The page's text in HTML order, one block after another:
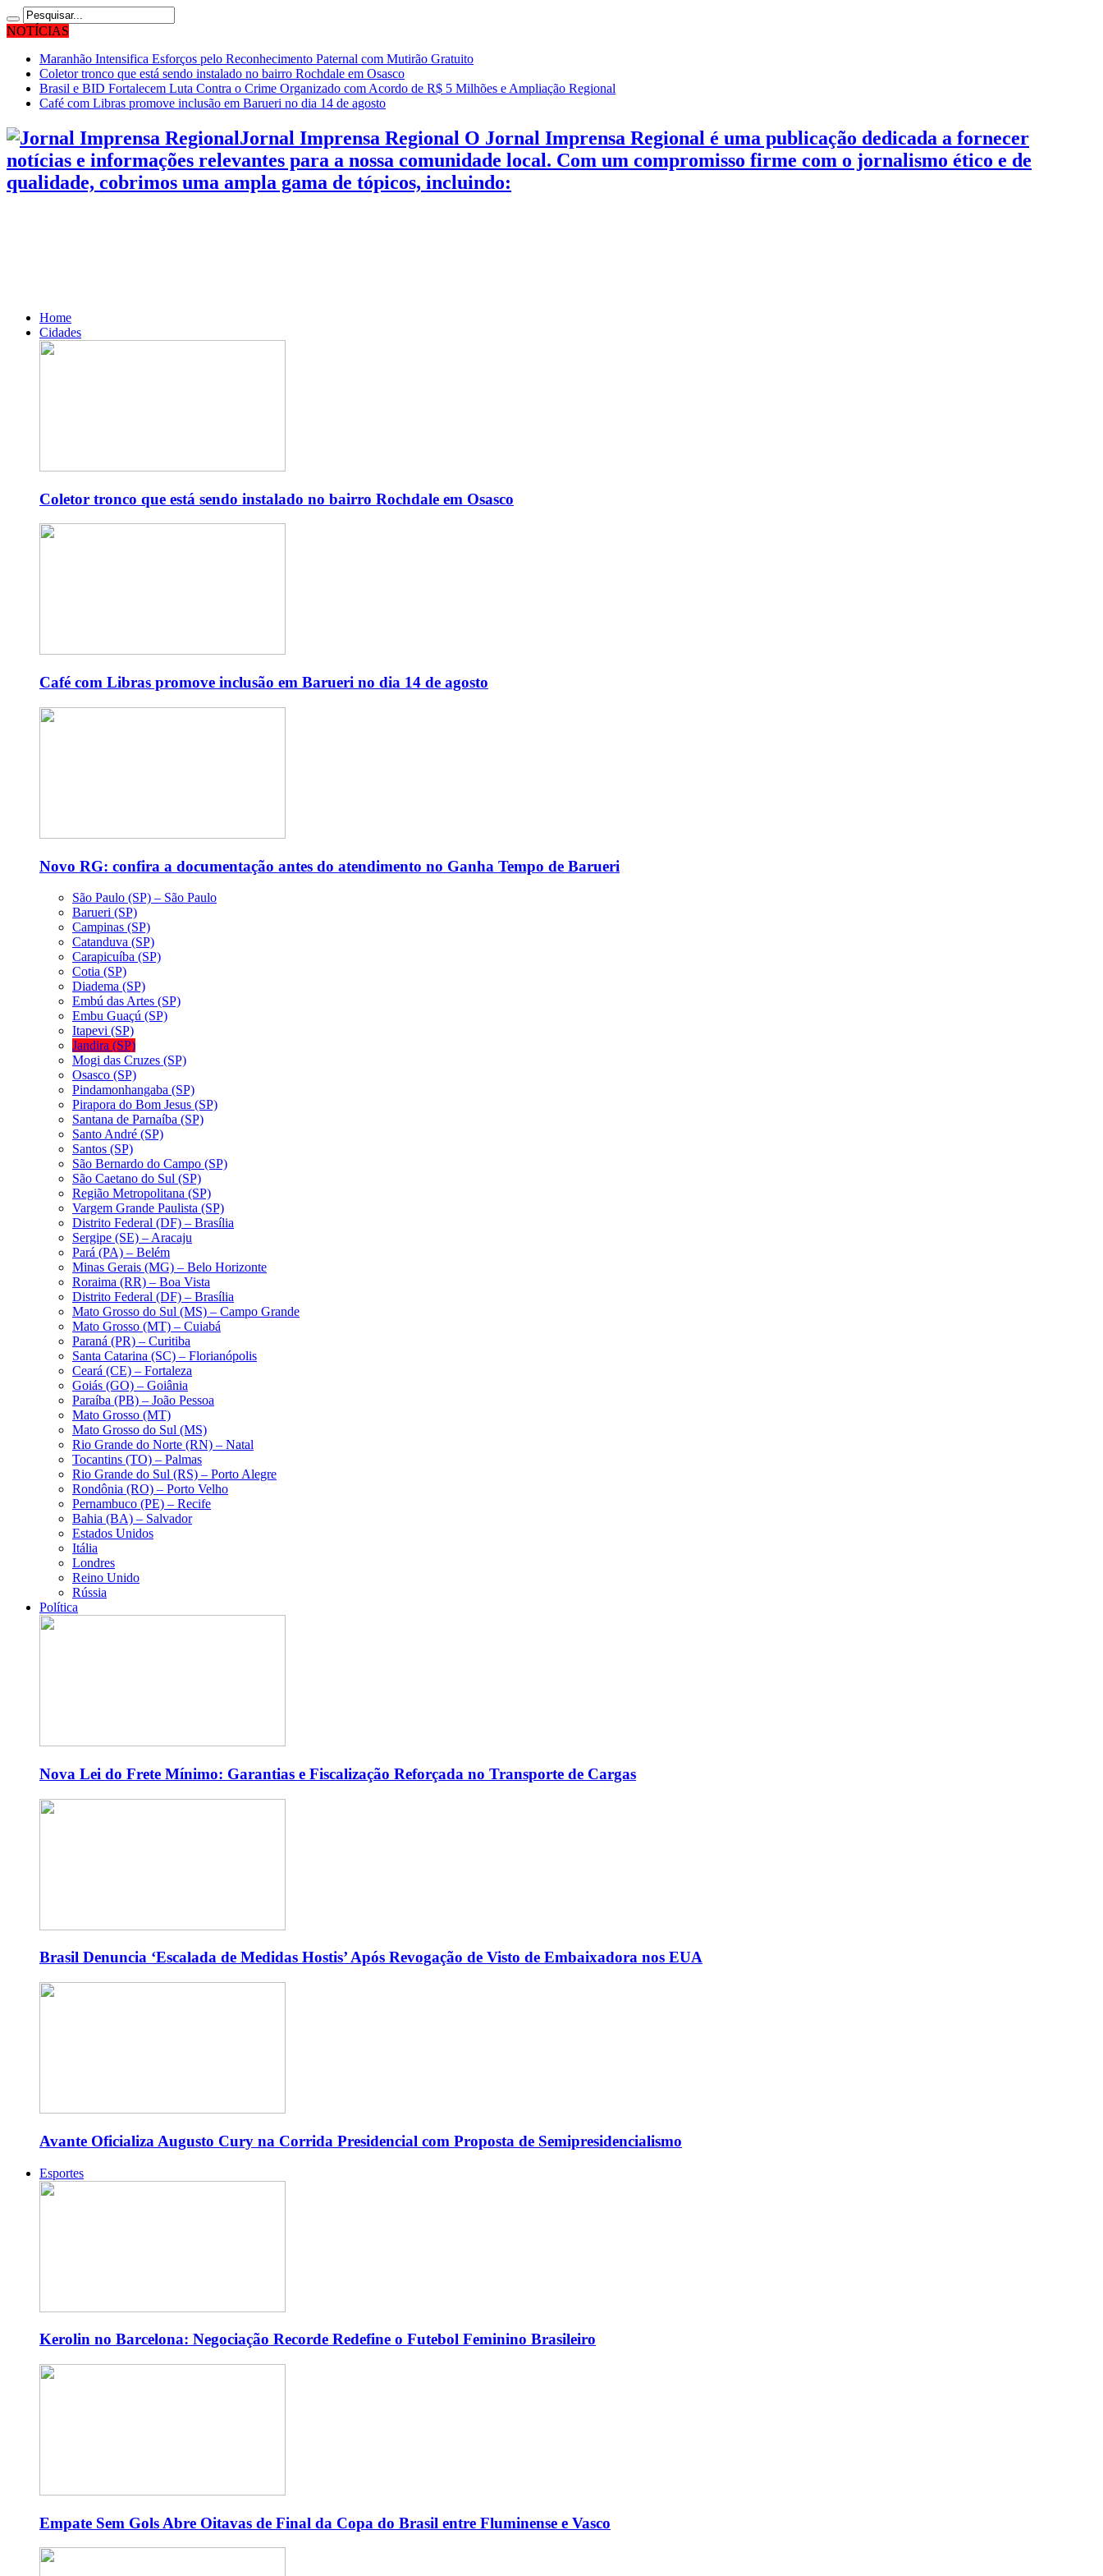
NOTÍCIAS
Maranhão Intensifica Esforços pelo Reconhecimento Paternal com Mutirão Gratuito
Coletor tronco que está sendo instalado no bairro Rochdale em Osasco
Brasil e BID Fortalecem Luta Contra o Crime Organizado com Acordo de R$ 5 Milhões e Ampliação Regional
Café com Libras promove inclusão em Barueri no dia 14 de agosto
Jornal Imprensa Regional O Jornal Imprensa Regional é uma publicação dedicada a fornecer
notícias e informações relevantes para a nossa comunidade local. Com um compromisso firme com o jornalismo ético e de
qualidade, cobrimos uma ampla gama de tópicos, incluindo:
Home
Cidades
Coletor tronco que está sendo instalado no bairro Rochdale em Osasco
Café com Libras promove inclusão em Barueri no dia 14 de agosto
Novo RG: confira a documentação antes do atendimento no Ganha Tempo de Barueri
São Paulo (SP) – São Paulo
Barueri (SP)
Campinas (SP)
Catanduva (SP)
Carapicuíba (SP)
Cotia (SP)
Diadema (SP)
Embú das Artes (SP)
Embu Guaçú (SP)
Itapevi (SP)
Jandira (SP)
Mogi das Cruzes (SP)
Osasco (SP)
Pindamonhangaba (SP)
Pirapora do Bom Jesus (SP)
Santana de Parnaíba (SP)
Santo André (SP)
Santos (SP)
São Bernardo do Campo (SP)
São Caetano do Sul (SP)
Região Metropolitana (SP)
Vargem Grande Paulista (SP)
Distrito Federal (DF) – Brasília
Sergipe (SE) – Aracaju
Pará (PA) – Belém
Minas Gerais (MG) – Belo Horizonte
Roraima (RR) – Boa Vista
Distrito Federal (DF) – Brasília
Mato Grosso do Sul (MS) – Campo Grande
Mato Grosso (MT) – Cuiabá
Paraná (PR) – Curitiba
Santa Catarina (SC) – Florianópolis
Ceará (CE) – Fortaleza
Goiás (GO) – Goiânia
Paraíba (PB) – João Pessoa
Mato Grosso (MT)
Mato Grosso do Sul (MS)
Rio Grande do Norte (RN) – Natal
Tocantins (TO) – Palmas
Rio Grande do Sul (RS) – Porto Alegre
Rondônia (RO) – Porto Velho
Pernambuco (PE) – Recife
Bahia (BA) – Salvador
Estados Unidos
Itália
Londres
Reino Unido
Rússia
Política
Nova Lei do Frete Mínimo: Garantias e Fiscalização Reforçada no Transporte de Cargas
Brasil Denuncia ‘Escalada de Medidas Hostis’ Após Revogação de Visto de Embaixadora nos EUA
Avante Oficializa Augusto Cury na Corrida Presidencial com Proposta de Semipresidencialismo
Esportes
Kerolin no Barcelona: Negociação Recorde Redefine o Futebol Feminino Brasileiro
Empate Sem Gols Abre Oitavas de Final da Copa do Brasil entre Fluminense e Vasco